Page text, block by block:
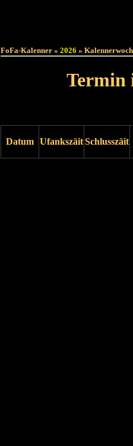
FoFa-Kalenner » 2026 »
Termin
Datum UfankszäitSchlusszäit